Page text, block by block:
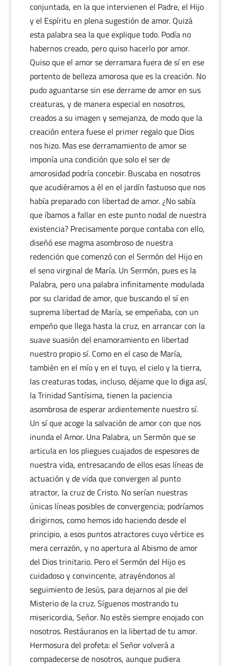
conjuntada, en la que intervienen el Padre, el Hijo
y el Espíritu en plena sugestión de amor. Quizá
esta palabra sea la que explique todo. Podía no
habernos creado, pero quiso hacerlo por amor.
Quiso que el amor se derramara fuera de sí en ese
portento de belleza amorosa que es la creación. No
pudo aguantarse sin ese derrame de amor en sus
creaturas, y de manera especial en nosotros,
creados a su imagen y semejanza, de modo que la
creación entera fuese el primer regalo que Dios
nos hizo. Mas ese derramamiento de amor se
imponía una condición que solo el ser de
amorosidad podría concebir. Buscaba en nosotros
que acudiéramos a él en el jardín fastuoso que nos
había preparado con libertad de amor. ¿No sabía
que íbamos a fallar en este punto nodal de nuestra
existencia? Precisamente porque contaba con ello,
diseñó ese magma asombroso de nuestra
redención que comenzó con el Sermón del Hijo en
el seno virginal de María. Un Sermón, pues es la
Palabra, pero una palabra infinitamente modulada
por su claridad de amor, que buscando el sí en
suprema libertad de María, se empeñaba, con un
empeño que llega hasta la cruz, en arrancar con la
suave suasión del enamoramiento en libertad
nuestro propio sí. Como en el caso de María,
también en el mío y en el tuyo, el cielo y la tierra,
las creaturas todas, incluso, déjame que lo diga así,
la Trinidad Santísima, tienen la paciencia
asombrosa de esperar ardientemente nuestro sí.
Un sí que acoge la salvación de amor con que nos
inunda el Amor. Una Palabra, un Sermón que se
articula en los pliegues cuajados de espesores de
nuestra vida, entresacando de ellos esas líneas de
actuación y de vida que convergen al punto
atractor, la cruz de Cristo. No serían nuestras
únicas líneas posibles de convergencia; podríamos
dirigirnos, como hemos ido haciendo desde el
principio, a esos puntos atractores cuyo vértice es
mera cerrazón, y no apertura al Abismo de amor
del Dios trinitario. Pero el Sermón del Hijo es
cuidadoso y convincente, atrayéndonos al
seguimiento de Jesús, para dejarnos al pie del
Misterio de la cruz. Síguenos mostrando tu
misericordia, Señor. No estés siempre enojado con
nosotros. Restáuranos en la libertad de tu amor.
Hermosura del profeta: el Señor volverá a
compadecerse de nosotros, aunque pudiera